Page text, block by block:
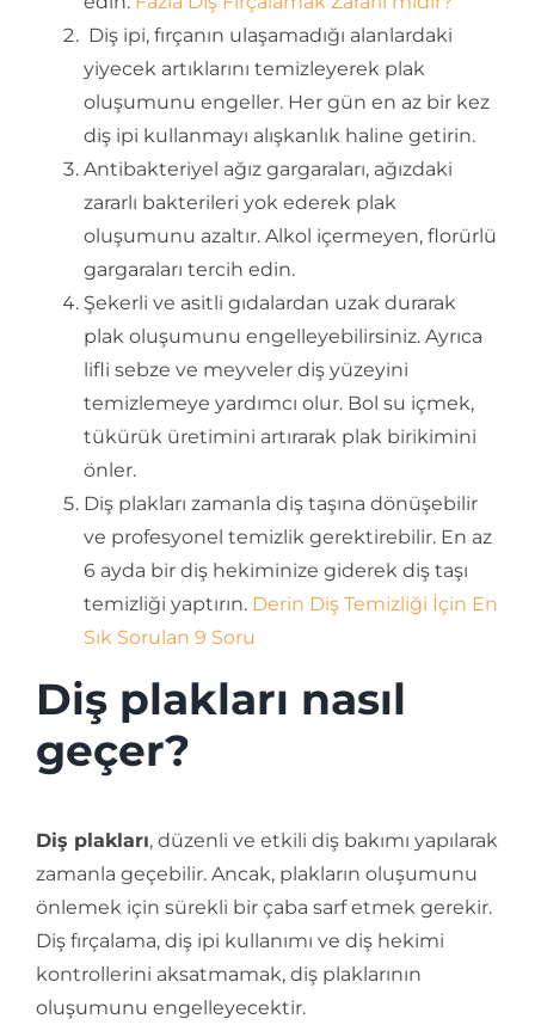
Diş ipi, fırçanın ulaşamadığı alanlardaki
yiyecek artıklarını temizleyerek plak
oluşumunu engeller. Her gün en az bir kez
diş ipi kullanmayı alışkanlık haline getirin.
Antibakteriyel ağız gargaraları, ağızdaki
zararlı bakterileri yok ederek plak
oluşumunu azaltır. Alkol içermeyen, florürlü
gargaraları tercih edin.
Şekerli ve asitli gıdalardan uzak durarak
plak oluşumunu engelleyebilirsiniz. Ayrıca
lifli sebze ve meyveler diş yüzeyini
temizlemeye yardımcı olur. Bol su içmek,
tükürük üretimini artırarak plak birikimini
önler.
Diş plakları zamanla diş taşına dönüşebilir
ve profesyonel temizlik gerektirebilir. En az
6 ayda bir diş hekiminize giderek diş taşı
temizliği yaptırın. Derin Diş Temizliği İçin En
Sık Sorulan 9 Soru
Diş plakları nasıl
geçer?
Diş plakları, düzenli ve etkili diş bakımı yapılarak
zamanla geçebilir. Ancak, plakların oluşumunu
önlemek için sürekli bir çaba sarf etmek gerekir.
Diş fırçalama, diş ipi kullanımı ve diş hekimi
kontrollerini aksatmamak, diş plaklarının
oluşumunu engelleyecektir.